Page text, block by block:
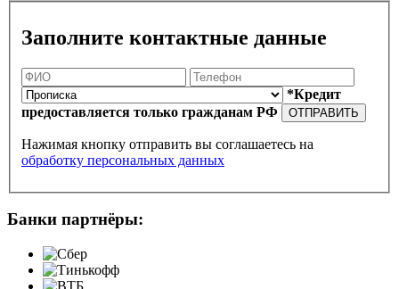
Заполните контактные данные
*Кредит
предоставляется только гражданам РФ
ОТПРАВИТЬ
Нажимая кнопку отправить вы соглашаетесь на
обработку персональных данных
Банки партнёры: